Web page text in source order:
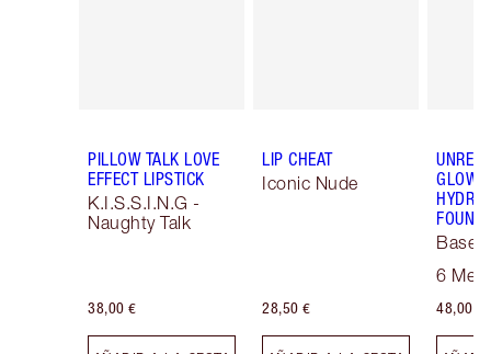
PILLOW TALK LOVE
EFFECT LIPSTICK
K.I.S.S.I.N.G -
Naughty Talk
38,00 €
LIP CHEAT
Iconic Nude
28,50 €
GLOW
Base
Focus
6
48,00 €